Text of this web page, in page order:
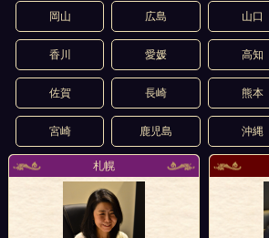
岡山 広島 山口
香川 愛媛 高知
佐賀 長崎 熊本
宮崎 鹿児島 沖縄
札幌